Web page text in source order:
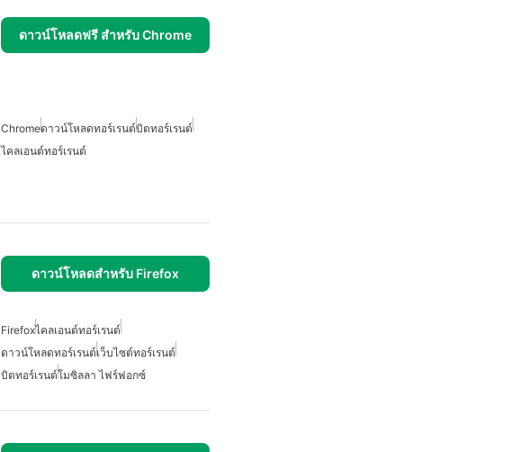
ดาวน์โหลดฟรี สำหรับ Chrome
Chromeดาวน์โหลดทอร์เรนต์บิตทอร์เรนต์
ไคลเอนต์ทอร์เรนต์
ดาวน์โหลดสำหรับ Firefox
Firefoxไคลเอนต์ทอร์เรนต์
ดาวน์โหลดทอร์เรนต์เว็บไซต์ทอร์เรนต์
บิตทอร์เรนต์โมซิลลา ไฟร์ฟอกซ์